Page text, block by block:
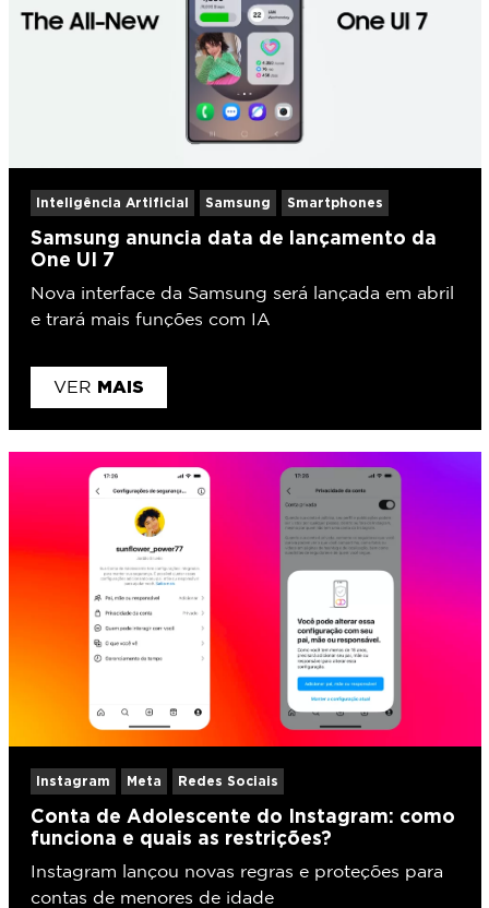
Inteligência Artificial Samsung Smartphones
Samsung anuncia data de lançamento da
One UI 7
Nova interface da Samsung será lançada em abril
e trará mais funções com IA
VER MAIS
Instagram Meta Redes Sociais
Conta de Adolescente do Instagram: como
funciona e quais as restrições?
Instagram lançou novas regras e proteções para
contas de menores de idade